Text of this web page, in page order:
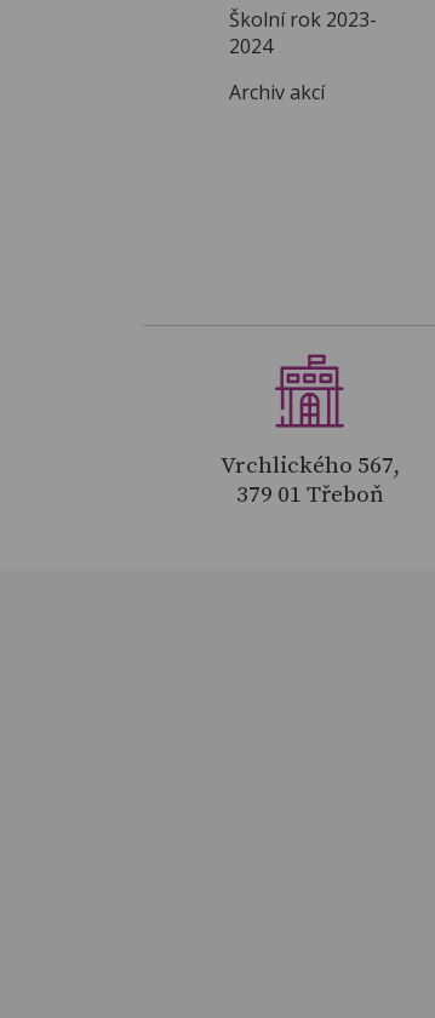
Školní rok 2023-
2024
Archiv akcí
Vrchlického 567,
379 01 Třeboň